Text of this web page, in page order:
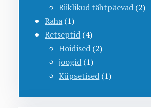
Riiklikud tähtpäevad (2)
Raha (1)
Retseptid (4)
Hoidised (2)
joogid (1)
Küpsetised (1)